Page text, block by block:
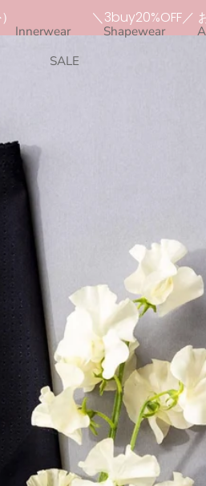
＼3buy20%OFF／ お盆限
Innerwear Shapewear
SALE